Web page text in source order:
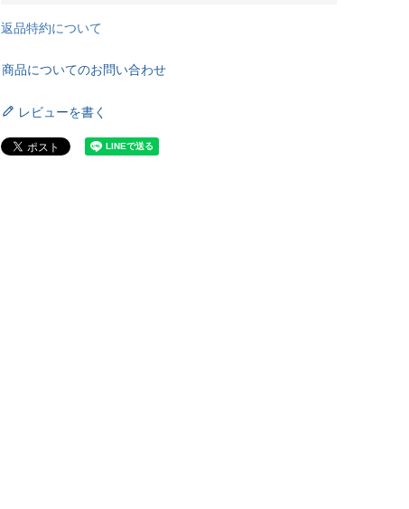
返品特約について
商品についてのお問い合わせ
レビューを書く